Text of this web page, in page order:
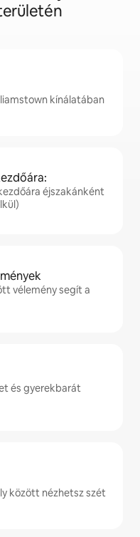
kínálatában
éjszakánként
vélemény segít a
és gyerekbarát
között nézhetsz szét